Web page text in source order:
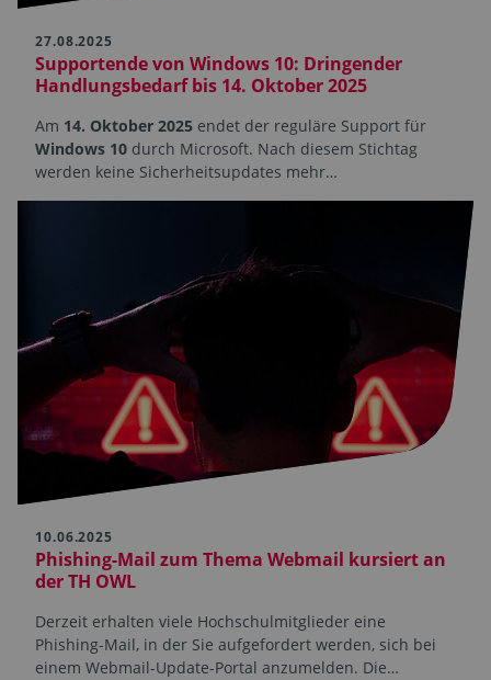
27.08.2025
Supportende von Windows 10: Dringender
Handlungsbedarf bis 14. Oktober 2025
Am 14. Oktober 2025 endet der reguläre Support für
Windows 10 durch Microsoft. Nach diesem Stichtag
werden keine Sicherheitsupdates mehr…
10.06.2025
Phishing-Mail zum Thema Webmail kursiert an
der TH OWL
Derzeit erhalten viele Hochschulmitglieder eine
Phishing-Mail, in der Sie aufgefordert werden, sich bei
einem Webmail-Update-Portal anzumelden. Die…